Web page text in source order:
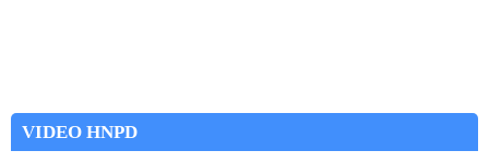
VIDEO HNPD